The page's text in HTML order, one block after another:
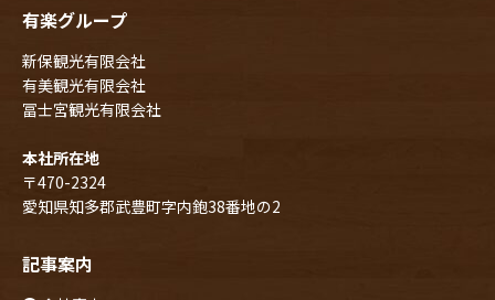
有楽グループ
新保観光有限会社
有美観光有限会社
冨士宮観光有限会社
本社所在地
〒470-2324
愛知県知多郡武豊町字内鉋38番地の2
記事案内